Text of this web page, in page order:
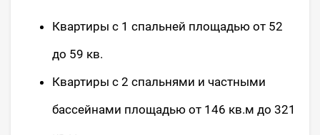
Квартиры с 1 спальней площадью от 52
до 59 кв.
Квартиры с 2 спальнями и частными
бассейнами площадью от 146 кв.м до 321